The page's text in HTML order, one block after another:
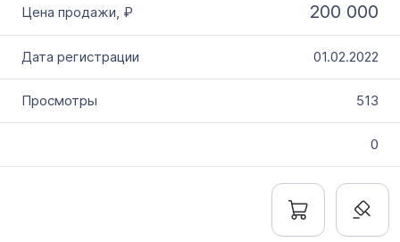
200 000
01.02.2022
513
0